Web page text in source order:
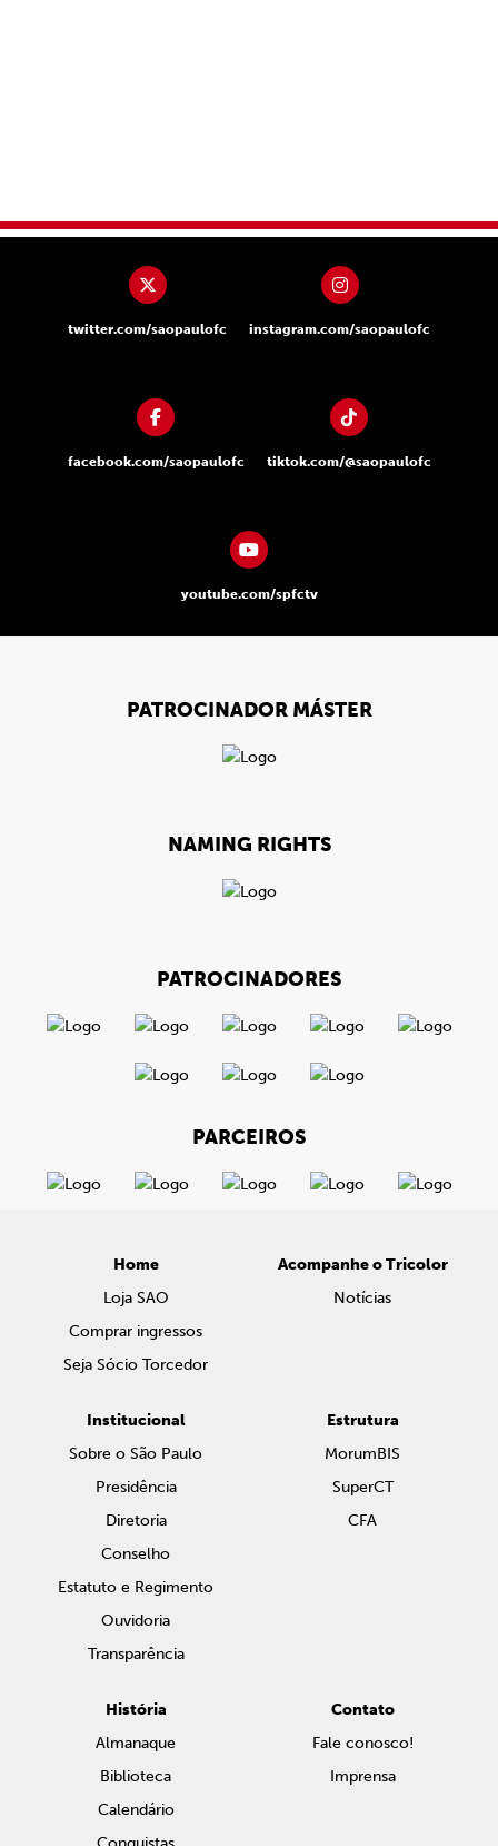
twitter.com/saopaulofc instagram.com/saopaulofc
facebook.com/saopaulofc tiktok.com/@saopaulofc
youtube.com/spfctv
PATROCINADOR MÁSTER
NAMING RIGHTS
PATROCINADORES
PARCEIROS
Home
Loja SAO
Comprar ingressos
Seja Sócio Torcedor
Acompanhe o Tricolor
Notícias
Institucional
Sobre o São Paulo
Presidência
Diretoria
Conselho
Estatuto e Regimento
Ouvidoria
Transparência
Estrutura
MorumBIS
SuperCT
CFA
História
Almanaque
Biblioteca
Calendário
Contato
Fale conosco!
Imprensa